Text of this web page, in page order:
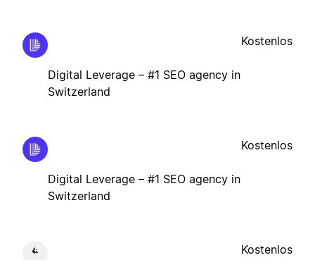
Digital Leverage – #1 SEO agency in
Switzerland
Kostenlos
Digital Leverage – #1 SEO agency in
Switzerland
Kostenlos
Kostenlos